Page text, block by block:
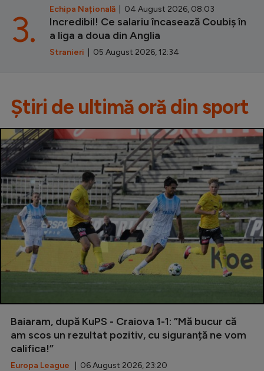
Echipa Națională | 04 August 2026, 08:03
Incredibil! Ce salariu încasează Coubiș în
a liga a doua din Anglia
Stranieri | 05 August 2026, 12:34
3.
Știri de ultimă oră din sport
Baiaram, după KuPS - Craiova 1-1: ”Mă bucur că
am scos un rezultat pozitiv, cu siguranță ne vom
califica!”
Europa League | 06 August 2026, 23:20